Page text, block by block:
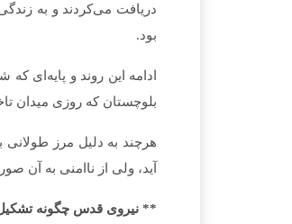
دریافت می­‌کردند و به
بود.
ادامه این روند و پایه‌­ای
بلوچستان که روزی میدان
آید، ولی از ناامنی به آن
** نیروی قدس چگونه